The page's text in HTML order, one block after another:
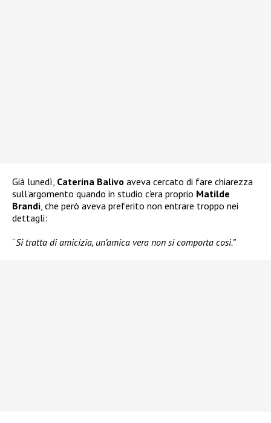
Già lunedì, Caterina Balivo aveva cercato di fare chiarezza
sull’argomento quando in studio c’era proprio Matilde
Brandi, che però aveva preferito non entrare troppo nei
dettagli:
“Si tratta di amicizia, un’amica vera non si comporta così.”